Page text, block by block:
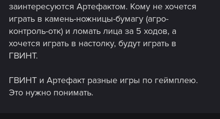
заинтересуются Артефактом. Кому не хочется
играть в камень-ножницы-бумагу (агро-
контроль-отк) и ломать лица за 5 ходов, а
хочется играть в настолку, будут играть в
ГВИНТ.
ГВИНТ и Артефакт разные игры по геймплею.
Это нужно понимать.